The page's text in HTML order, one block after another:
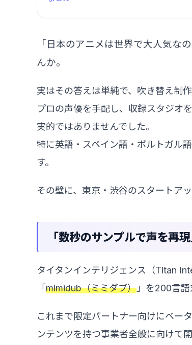
「日本のアニメは世界で大人気な
んか。
実はその答えは単純で、吹き替え制
プロの声優を手配し、収録スタジオ
実的ではありませんでした。
特に英語・スペイン語・ポルトガル
す。
その壁に、東京・渋谷のスタートア
「数秒のサンプルで声を再
タイタンインテリジェンス（Titan
「 mimidub（ミミダブ） 」を200言語
これまで限定パートナー向けにベー
ンテンツを持つ事業者全般に向けて